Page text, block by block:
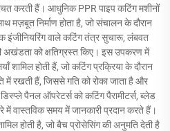
करती हैं। आधुनिक PPR पाइप कटिंग मशीनों
मज़बूत निर्माण होता है, जो संचालन के दौरान
इंजीनियरिंग वाले कटिंग तंत्र सुचारू, लंबवत
अखंडता को क्षतिग्रस्त किए। इस उपकरण में
शामिल होती हैं, जो कटिंग प्रक्रिया के दौरान
में रखती हैं, जिससे गति को रोका जाता है और
पैनल ऑपरेटर्स को कटिंग पैरामीटर्स, ब्लेड
में वास्तविक समय में जानकारी प्रदान करते हैं।
होती है, जो बैच प्रोसेसिंग की अनुमति देती है